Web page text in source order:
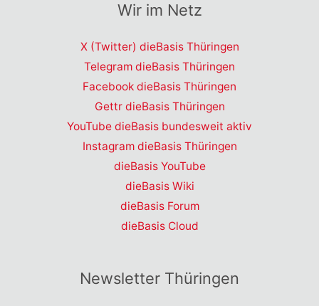
Wir im Netz
X (Twitter) dieBasis Thüringen
Telegram dieBasis Thüringen
Facebook dieBasis Thüringen
Gettr dieBasis Thüringen
YouTube dieBasis bundesweit aktiv
Instagram dieBasis Thüringen
dieBasis YouTube
dieBasis Wiki
dieBasis Forum
dieBasis Cloud
Newsletter Thüringen